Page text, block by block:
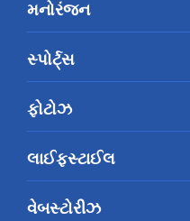
મનોરંજન
સ્પોર્ટ્સ
ફોટોઝ
લાઈફસ્ટાઈલ
વેબસ્ટોરીઝ